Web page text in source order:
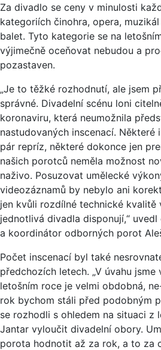
Za divadlo se ceny v minulosti
kategoriích činohra, opera,
balet. Tyto kategorie se na
výjimečně oceňovat nebudou a
pozastaven.
„Je to těžké rozhodnutí, ale jsem
správné. Divadelní scénu loni
koronaviru, která neumožnila
nastudovaných inscenací. Některé
pár repríz, některé dokonce jen
našich porotců neměla možnost
naživo. Posuzovat umělecké
videozáznamů by nebylo ani
jen kvůli rozdílné technické kvalitě
jednotlivá divadla disponují,“
a koordinátor odborných porot
Počet inscenací byl také
předchozích letech. „V úvahu
letošním roce je velmi obdobná,
rok bychom stáli před podobným
se rozhodli s ohledem na situaci z
Jantar vyloučit divadelní obory.
porota hodnotit až za rok, a to za